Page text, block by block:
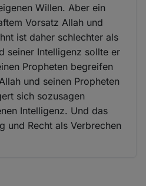
Willen. Aber ein
Vorsatz Allah und
ist daher schlechter als
seiner Intelligenz sollte er
Propheten begreifen
und seinen Propheten
sich sozusagen
Intelligenz. Und das
und Recht als Verbrechen